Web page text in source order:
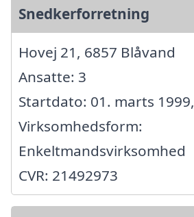
Snedkerforretning
Hovej 21, 6857 Blåvand
Ansatte: 3
Startdato: 01. marts 1999,
Virksomhedsform:
Enkeltmandsvirksomhed
CVR: 21492973